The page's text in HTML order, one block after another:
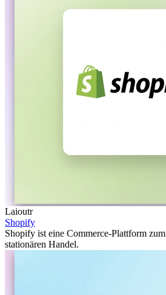
Laioutr
Shopify
Shopify ist eine Commerce-Plattform
stationären Handel.